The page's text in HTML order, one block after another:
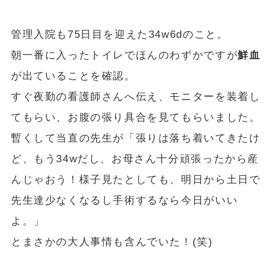
管理入院も75日目を迎えた34w6dのこと。
朝一番に入ったトイレでほんのわずかですが鮮血
が出ていることを確認。
すぐ夜勤の看護師さんへ伝え、モニターを装着し
てもらい、お腹の張り具合を見てもらいました。
暫くして当直の先生が「張りは落ち着いてきたけ
ど、もう34wだし、お母さん十分頑張ったから産
んじゃおう！様子見たとしても、明日から土日で
先生達少なくなるし手術するなら今日がいい
よ。」
とまさかの大人事情も含んでいた！(笑)